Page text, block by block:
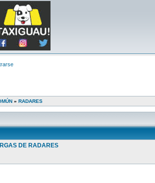
» RADARES
DE RADARES